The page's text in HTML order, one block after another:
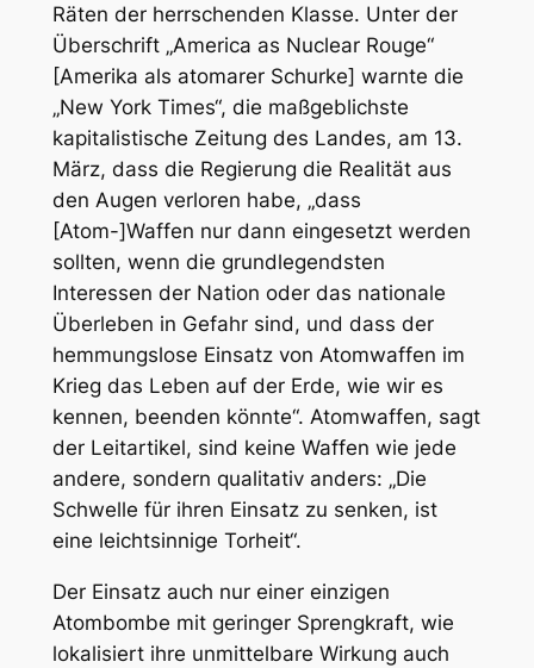
Räten der herrschenden Klasse. Unter der
Überschrift „America as Nuclear Rouge“
[Amerika als atomarer Schurke] warnte die
„New York Times“, die maßgeblichste
kapitalistische Zeitung des Landes, am 13.
März, dass die Regierung die Realität aus
den Augen verloren habe, „dass
[Atom-]Waffen nur dann eingesetzt werden
sollten, wenn die grundlegendsten
Interessen der Nation oder das nationale
Überleben in Gefahr sind, und dass der
hemmungslose Einsatz von Atomwaffen im
Krieg das Leben auf der Erde, wie wir es
kennen, beenden könnte“. Atomwaffen, sagt
der Leitartikel, sind keine Waffen wie jede
andere, sondern qualitativ anders: „Die
Schwelle für ihren Einsatz zu senken, ist
eine leichtsinnige Torheit“.
Der Einsatz auch nur einer einzigen
Atombombe mit geringer Sprengkraft, wie
lokalisiert ihre unmittelbare Wirkung auch